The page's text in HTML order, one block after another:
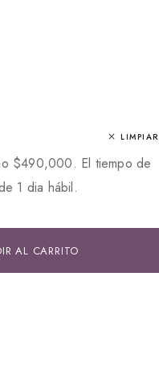
LIMPIAR
$490,000. El tiempo de
1 dia hábil.
AL CARRITO